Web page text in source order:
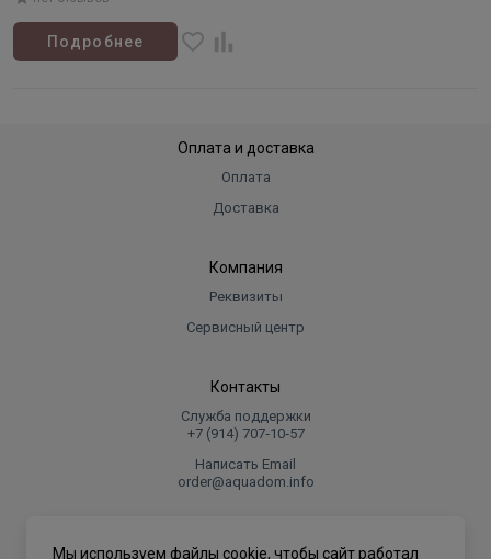
Подробнее
Оплата и доставка
Оплата
Доставка
Компания
Реквизиты
Сервисный центр
Контакты
Служба поддержки
+7 (914) 707‑10‑57
Написать Email
order@aquadom.info
Мы используем файлы cookie, чтобы сайт работал